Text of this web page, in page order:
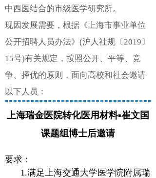
中西医结合的市级医学研究所。
现因发展需要，根据《上海市事业单位
公开招聘人员办法》(沪人社规〔2019〕
15号)有关规定，按照公开、平等、竞
争、择优的原则，面向高校和社会邀请
以下人员：
上海瑞金医院转化医用材料▪崔文国
课题组博士后邀请
要求：
1.满足上海交通大学医学院附属瑞